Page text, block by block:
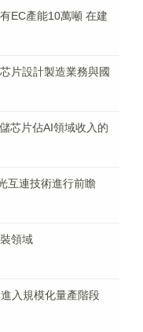
EC產能10萬噸 在建
片設計製造業務與國
芯片佔AI領域收入的
互連技術進行前瞻
領域
入規模化量產階段